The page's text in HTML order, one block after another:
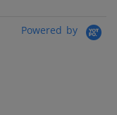
Powered by